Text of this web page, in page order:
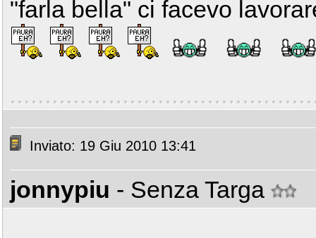
"farla bella" ci facevo
Inviato: 19 Giu 2010 13:41
jonnypiu - Senza Targa